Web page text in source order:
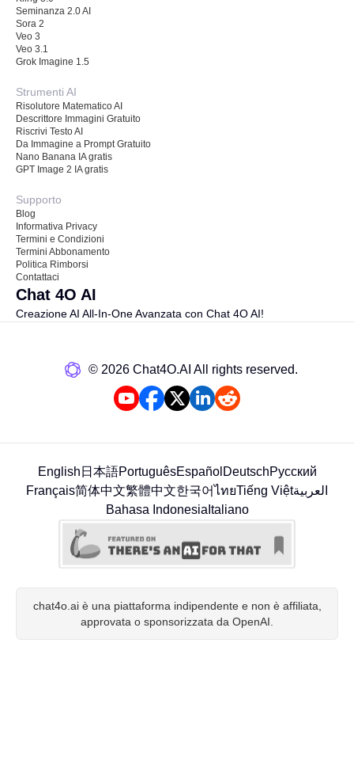
Seminanza 2.0 AI
Sora 2
Veo 3
Veo 3.1
Grok Imagine 1.5
Strumenti AI
Risolutore Matematico AI
Descrittore Immagini Gratuito
Riscrivi Testo AI
Da Immagine a Prompt Gratuito
Nano Banana IA gratis
GPT Image 2 IA gratis
Supporto
Blog
Informativa Privacy
Termini e Condizioni
Termini Abbonamento
Politica Rimborsi
Contattaci
Chat 4O AI
Creazione AI All-In-One Avanzata con Chat 4O AI!
©️ 2026 Chat4O.AI All rights reserved.
English 日本語PortuguêsEspañol DeutschРусский
Français简体中文繁體中文한국어ไทยTiếng Việtالعربية
Bahasa Indonesia Italiano
chat4o.ai è una piattaforma indipendente e non è affiliata,
approvata o sponsorizzata da OpenAI.